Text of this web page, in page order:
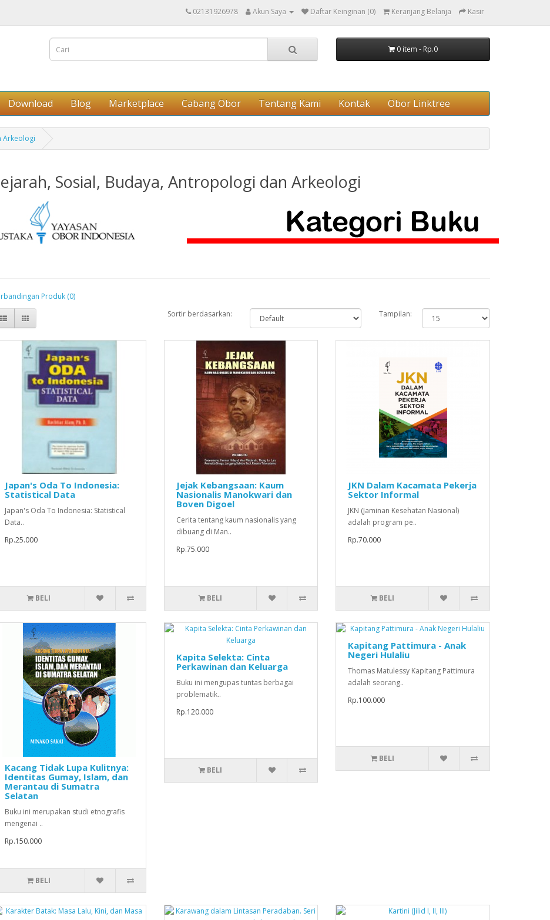
02131926978 Akun Saya Daftar Keinginan (0) Keranjang Belanja Kasir
0 item - Rp.0
Download Blog Marketplace Cabang Obor Tentang Kami Kontak Obor Linktree
Arkeologi
Sosial, Budaya, Antropologi dan Arkeologi
Produk (0)
Sortir berdasarkan:
Tampilan:
Japan's Oda To Indonesia:
Statistical Data
Japan's Oda To Indonesia: Statistical
Data..
Rp.25.000
BELI
Jejak Kebangsaan: Kaum
Nasionalis Manokwari dan
Boven Digoel
Cerita tentang kaum nasionalis yang
dibuang di Man..
Rp.75.000
BELI
JKN Dalam Kacamata Pekerja
Sektor Informal
JKN (Jaminan Kesehatan Nasional)
adalah program pe..
Rp.70.000
BELI
Kacang Tidak Lupa Kulitnya:
Identitas Gumay, Islam, dan
Merantau di Sumatra
Selatan
Buku ini merupakan studi etnografis
mengenai ..
Rp.150.000
BELI
Kapita Selekta: Cinta
Perkawinan dan Keluarga
Buku ini mengupas tuntas berbagai
problematik..
Rp.120.000
BELI
Kapitang Pattimura - Anak
Negeri Hulaliu
Thomas Matulessy Kapitang Pattimura
adalah seorang..
Rp.100.000
BELI